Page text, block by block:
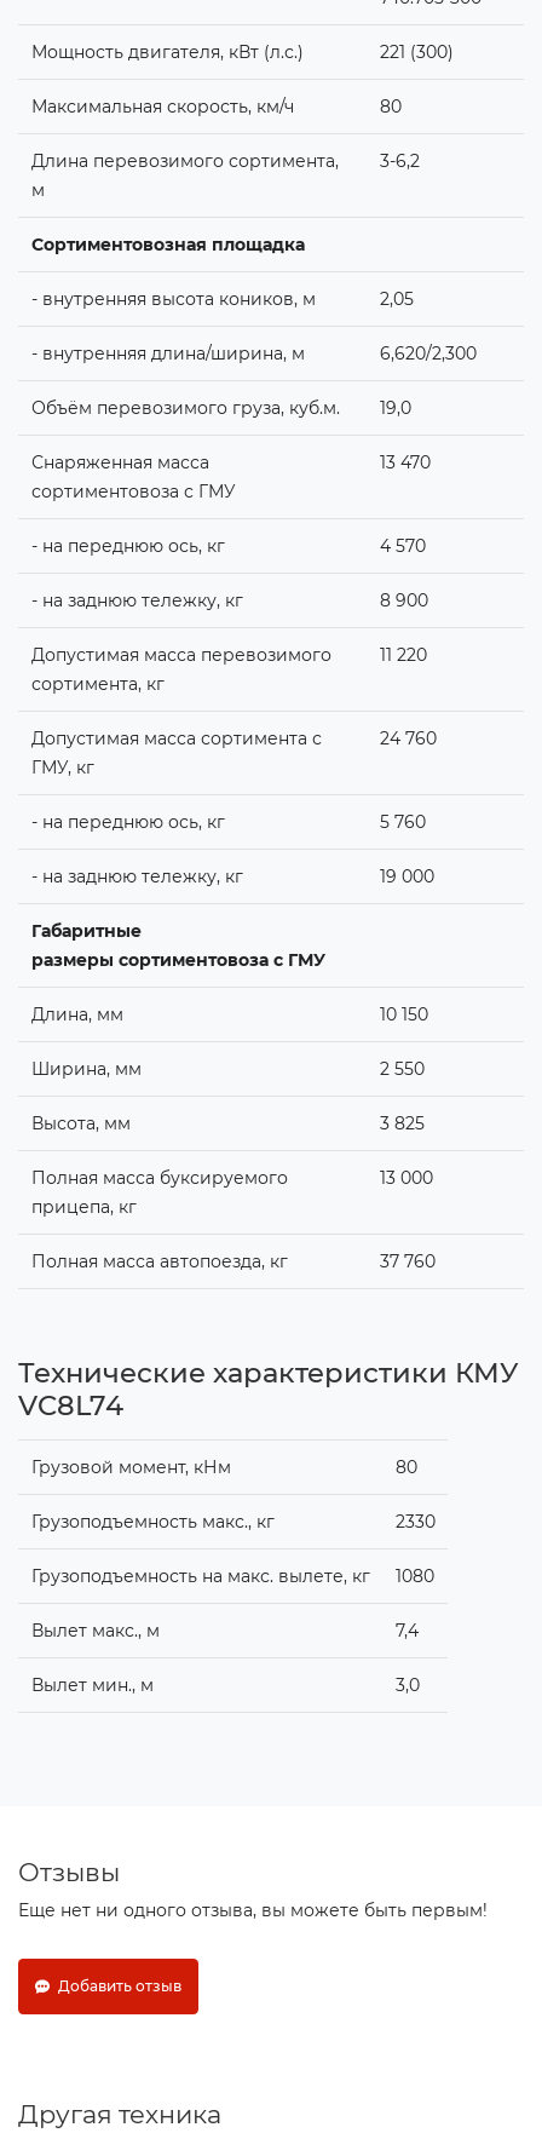
Мощность двигателя, кВт (л.с.) 221 (300)
Максимальная скорость, км/ч 80
Длина перевозимого сортимента,
м
3-6,2
Сортиментовозная площадка
- внутренняя высота коников, м 2,05
- внутренняя длина/ширина, м 6,620/2,300
Объём перевозимого груза, куб.м. 19,0
Снаряженная масса
сортиментовоза с ГМУ
13 470
- на переднюю ось, кг 4 570
- на заднюю тележку, кг 8 900
Допустимая масса перевозимого
сортимента, кг
11 220
Допустимая масса сортимента с
ГМУ, кг
24 760
- на переднюю ось, кг 5 760
- на заднюю тележку, кг 19 000
Габаритные
размеры сортиментовоза c ГМУ
Длина, мм 10 150
Ширина, мм 2 550
Высота, мм 3 825
Полная масса буксируемого
прицепа, кг
13 000
Полная масса автопоезда, кг 37 760
Технические характеристики КМУ
VC8L74
Грузовой момент, кНм 80
Грузоподъемность макс., кг 2330
Грузоподъемность на макс. вылете, кг 1080
Вылет макс., м 7,4
Вылет мин., м 3,0
Отзывы
Еще нет ни одного отзыва, вы можете быть первым!
Добавить отзыв
Другая техника